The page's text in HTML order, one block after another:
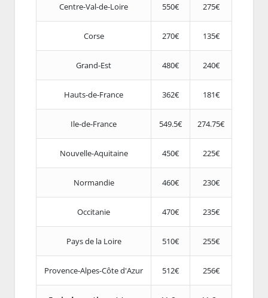
Centre-Val-de-Loire 550€ 275€
Corse 270€ 135€
Grand-Est 480€ 240€
Hauts-de-France 362€ 181€
Ile-de-France 549.5€ 274.75€
Nouvelle-Aquitaine 450€ 225€
Normandie 460€ 230€
Occitanie 470€ 235€
Pays de la Loire 510€ 255€
Provence-Alpes-Côte d'Azur 512€ 256€